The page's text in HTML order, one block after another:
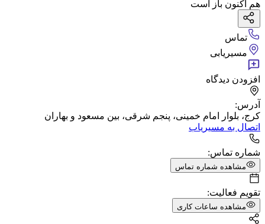
هم اکنون باز است
تماس
مسیریابی
افزودن دیدگاه
آدرس:
کرج، بلوار امام خمینی، پنجم شرقی، بین مسعود و بهاران
اتصال به مسیریاب
شماره تماس:
مشاهده شماره تماس
تقویم فعالیت:
مشاهده ساعات کاری